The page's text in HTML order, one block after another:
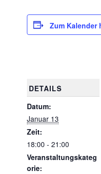
Zum Kalender
DETAILS
Datum:
Januar 13
Zeit:
18:00 - 21:00
Veranstaltungskateg
orie: